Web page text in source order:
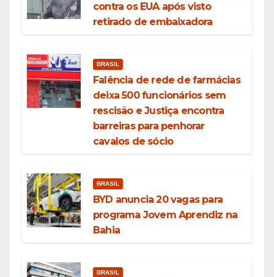
contra os EUA após visto
retirado de embaixadora
BRASIL
Falência de rede de farmácias
deixa 500 funcionários sem
rescisão e Justiça encontra
barreiras para penhorar
cavalos de sócio
BRASIL
BYD anuncia 20 vagas para
programa Jovem Aprendiz na
Bahia
BRASIL